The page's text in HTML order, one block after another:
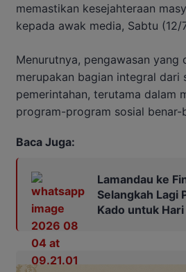
memastikan kesejahteraan
kepada awak media, Sabtu
Menurutnya, pengawasan yang
merupakan bagian integral dari
pemerintahan, terutama dalam
program-program sosial benar-
Baca Juga:
Lamandau ke
Selangkah Lagi
Kado untuk